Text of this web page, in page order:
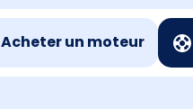
Acheter un moteur